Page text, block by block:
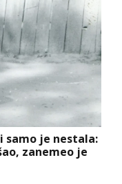
samo je nestala:
zanemeo je